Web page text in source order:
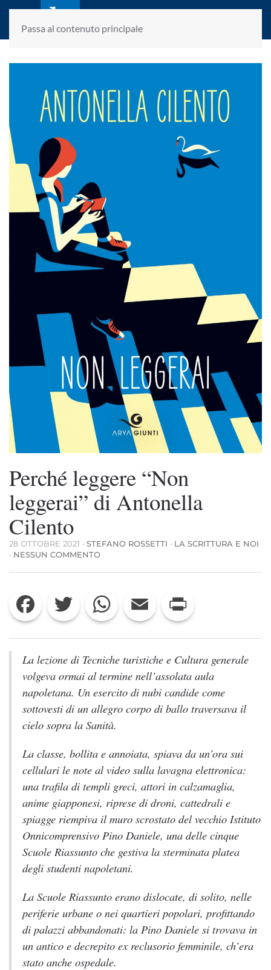
Passa al contenuto principale
laletteraturaenoi.it
fondato da Romano Luperini
Perché leggere “Non
leggerai” di Antonella
Cilento
28 OTTOBRE 2021 · STEFANO ROSSETTI · LA SCRITTURA E NOI
· NESSUN COMMENTOSU
LEGGERE
LEGGERAI”
DI
ANTONELLA
Facebook Twitter WhatsApp Email
La lezione di Tecniche turistiche e Cultura generale
volgeva ormai al termine nell’assolata aula
napoletana. Un esercito di nubi candide come
sottovesti di un allegro corpo di ballo traversava il
cielo sopra la Sanità.
La classe, bollita e annoiata, spiava da un’ora sui
cellulari le note al video sulla lavagna elettronica:
una trafila di templi greci, attori in calzamaglia,
anime giapponesi, riprese di droni, cattedrali e
spiagge riempiva il muro scrostato del vecchio Istituto
Onnicomprensivo Pino Daniele, una delle cinque
Scuole Riassunto che gestiva la sterminata platea
degli studenti napoletani.
La Scuole Riassunto erano dislocate, di solito, nelle
periferie urbane o nei quartieri popolari, profittando
di palazzi abbandonati: la Pino Daniele si trovava in
un antico e decrepito ex reclusorio femminile, ch’era
stato anche ospedale.